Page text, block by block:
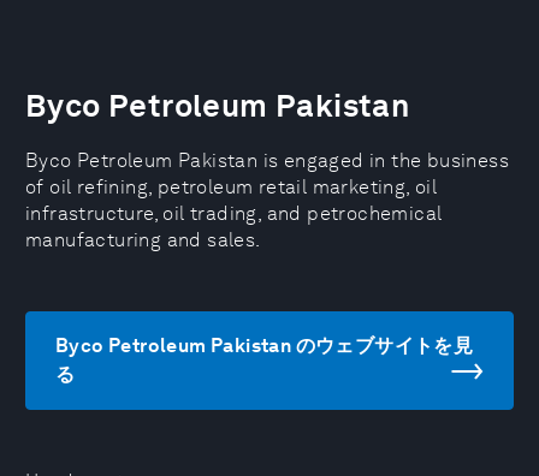
Byco Petroleum Pakistan
Byco Petroleum Pakistan is engaged in the business
of oil refining, petroleum retail marketing, oil
infrastructure, oil trading, and petrochemical
manufacturing and sales.
Byco Petroleum Pakistan のウェブサイトを見
る